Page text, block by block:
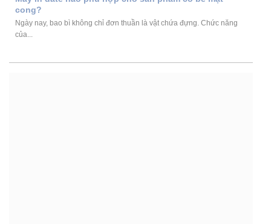
cong?
Ngày nay, bao bì không chỉ đơn thuần là vật chứa đựng. Chức năng
của...